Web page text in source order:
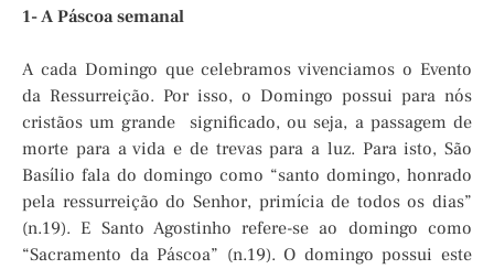
1- A Páscoa semanal
A cada Domingo que celebramos vivenciamos o Evento
da Ressurreição. Por isso, o Domingo possui para nós
cristãos um grande significado, ou seja, a passagem de
morte para a vida e de trevas para a luz. Para isto, São
Basílio fala do domingo como “santo domingo, honrado
pela ressurreição do Senhor, primícia de todos os dias”
(n.19). E Santo Agostinho refere-se ao domingo como
“Sacramento da Páscoa” (n.19). O domingo possui este